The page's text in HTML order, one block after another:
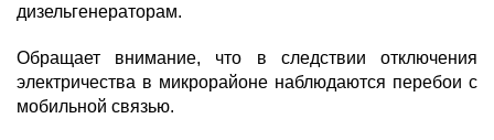
дизельгенераторам.
Обращает внимание, что в следствии отключения
электричества в микрорайоне наблюдаются перебои с
мобильной связью.